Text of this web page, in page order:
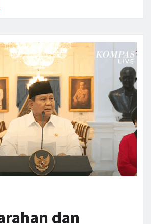
dan